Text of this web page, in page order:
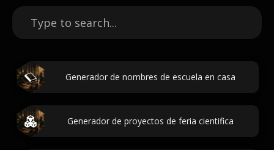
Generador de nombres de escuela en casa
Generador de proyectos de feria cientifica